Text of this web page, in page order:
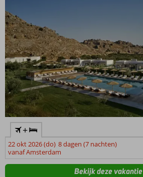
mogelijk
+
22 okt 2026 (do) 8 dagen (7 nachten)
vanaf Amsterdam
Bekijk deze vakantie